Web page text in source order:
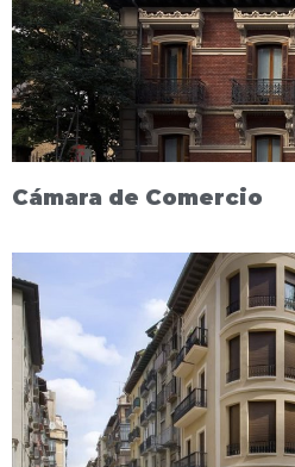
Cámara de Comercio